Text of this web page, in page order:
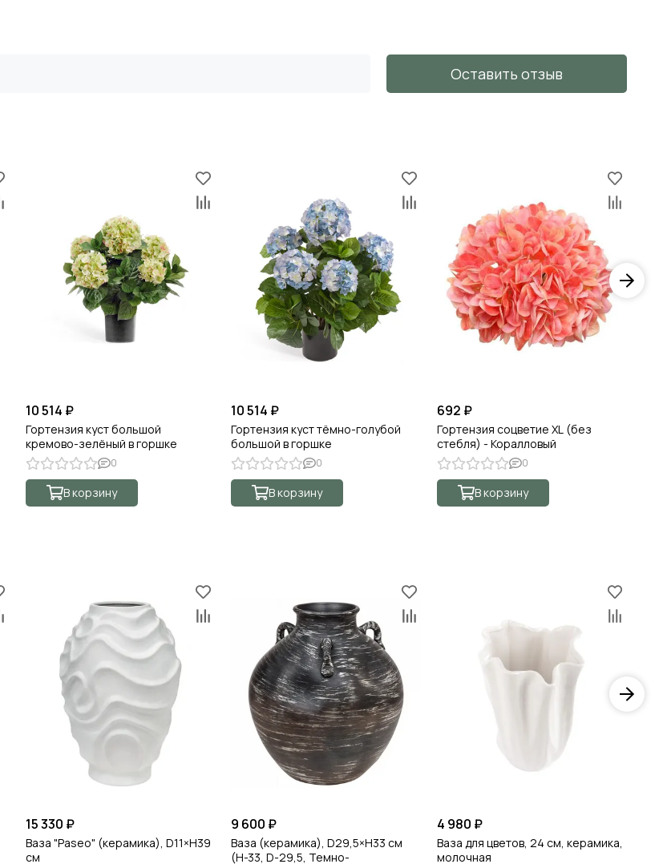
Оставить отзыв
10 514 ₽
Гортензия куст большой
кремово-зелёный в горшке
0
В корзину
10 514 ₽
Гортензия куст тёмно-голубой
большой в горшке
0
В корзину
692 ₽
Гортензия соцветие XL (без
стебля) - Коралловый
0
В корзину
15 330 ₽
Ваза "Paseo" (керамика), D11×H39
см
9 600 ₽
Ваза (керамика), D29,5×Н33 см
(H-33, D-29,5, Темно-
4 980 ₽
Ваза для цветов, 24 см, керамика,
молочная